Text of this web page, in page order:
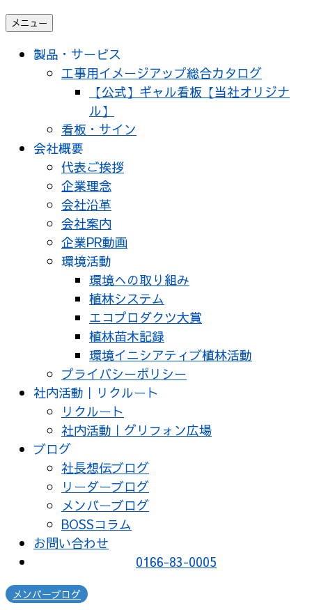
メニュー
製品・サービス
工事用イメージアップ総合カタログ
【公式】ギャル看板【当社オリジナ
ル】
看板・サイン
会社概要
代表ご挨拶
企業理念
会社沿革
会社案内
企業PR動画
環境活動
環境への取り組み
植林システム
エコプロダクツ大賞
植林苗木記録
環境イニシアティブ植林活動
プライバシーポリシー
社内活動｜リクルート
リクルート
社内活動｜グリフォン広場
ブログ
社長想伝ブログ
リーダーブログ
メンバーブログ
BOSSコラム
お問い合わせ
0166-83-0005
メンバーブログ